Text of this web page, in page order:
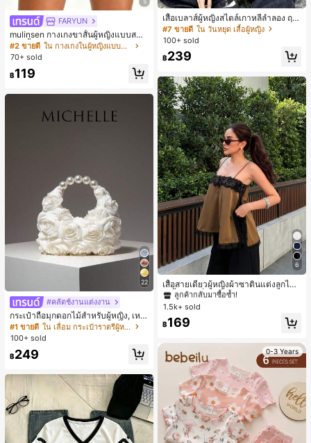
FARYUN
mulinsen กางเกงขาสั้นผู้หญิงแบบสบา
ยๆ สีพื้น หลวม อเนกประสงค์ กางเกงขา
สั้นกีฬา 2-In-1 สำหรับวิ่ง ฟิตเนส และก
#2 ขายดี
ใน กางเกงในผู้หญิงแบบแอคทีฟ
70+ sold
฿119
22
#คลัตช์งานแต่งงาน
กระเป๋าถือมุกดอกไม้สำหรับผู้หญิง, เหม
าะสำหรับชุดราตรี, ชุดบอล, เครื่องประ
ดับงานแต่งงาน, กระเป๋าสตางค์สุภาพส
สุ่ม)
#1 ขายดี
ใน เลื่อม กระเป๋าราตรีผู้หญิง
100+ sold
฿249
เสื้อเบลาส์ผู้หญิงสไตล์เกาหลีลำลอง ฤดู
ใบไม้ผลิ/ฤดูร้อนใหม่ ชายระบาย ชิคแล
ะหรูหรา
#7 ขายดี ใน วันหยุด เสื้อผู้หญิง
100+ sold
฿239
6
เสื้อสายเดี่ยวผู้หญิงผ้าซาตินแต่งลูกไม้
- เสื้อสายเดี่ยวฤดูร้อนสีคากีมีรอยผ่าด้า
นข้างที่น่าดึงดูดแบบสบายๆ
#1 ขายดี
ใน สีกากี เสื้อสตรี เสื้อเบลาส์ & Tee
ลูกค้ากลับมาซื้อซ้ำ!
#1 ขายดี
ลูกค้ากลับมาซื้อซ้ำ!
#1 ขายดี
ลูกค้ากลับมาซื้อซ้ำ!
#1 ขายดี
ใน สีกากี เสื้อสตรี เสื้อเบลาส์ & Tee
1.5k+ sold
฿169
0-3 Years